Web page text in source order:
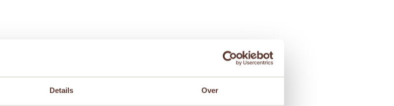
Details Over
te beoordelen
gemarkeerd met*